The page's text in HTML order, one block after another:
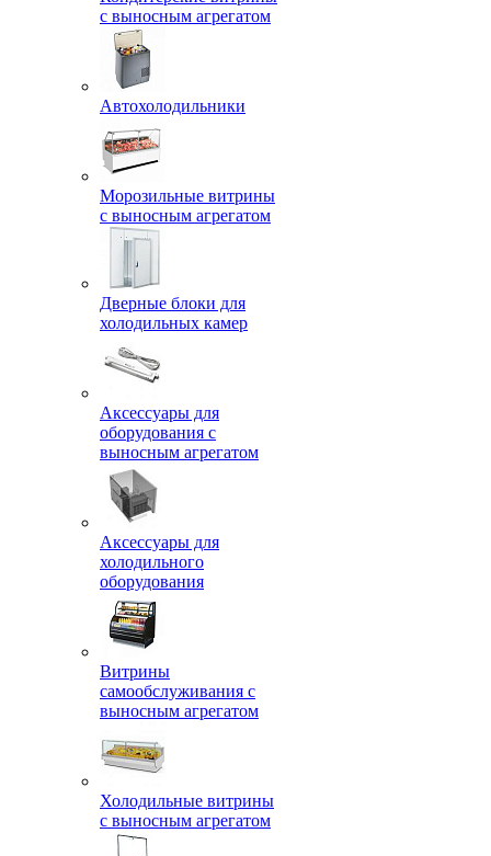
с выносным агрегатом
Автохолодильники
Морозильные витрины
с выносным агрегатом
Дверные блоки для
холодильных камер
Аксессуары для
оборудования с
выносным агрегатом
Аксессуары для
холодильного
оборудования
Витрины
самообслуживания с
выносным агрегатом
Холодильные витрины
с выносным агрегатом